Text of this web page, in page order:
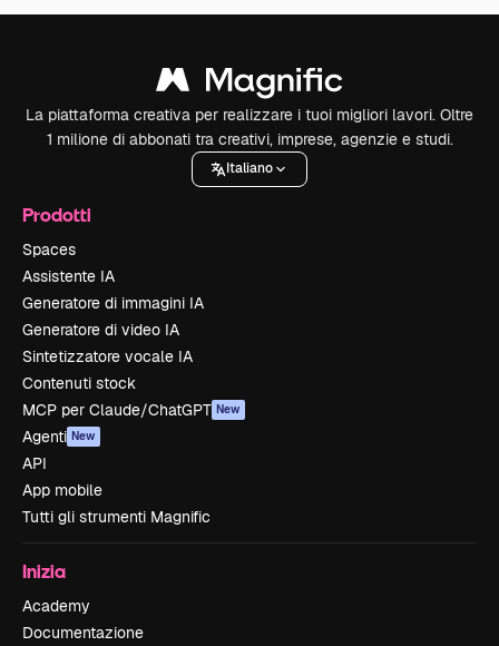
La piattaforma creativa per realizzare i tuoi migliori lavori. Oltre
1 milione di abbonati tra creativi, imprese, agenzie e studi.
Italiano
Prodotti
Spaces
Assistente IA
Generatore di immagini IA
Generatore di video IA
Sintetizzatore vocale IA
Contenuti stock
MCP per Claude/ChatGPT New
Agenti New
API
App mobile
Tutti gli strumenti Magnific
Inizia
Academy
Documentazione